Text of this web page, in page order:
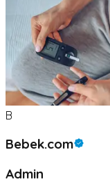
B
Bebek.com
Admin